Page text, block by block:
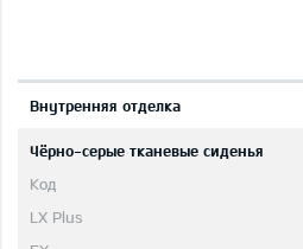
Bнутренняя отделка
Чёрно-серые тканевые сиденья